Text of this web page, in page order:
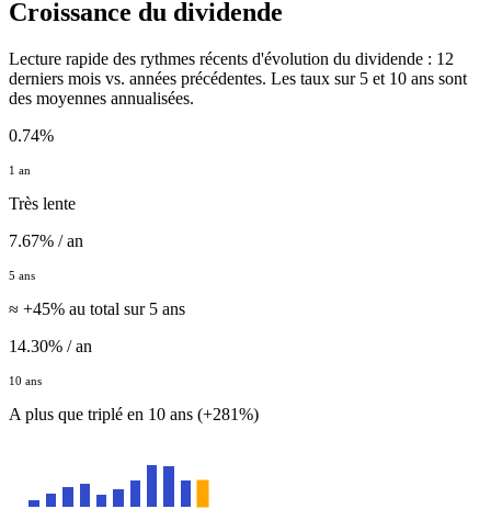
Croissance du dividende
Lecture rapide des rythmes récents d'évolution du dividende : 12
derniers mois vs. années précédentes. Les taux sur 5 et 10 ans sont
des moyennes annualisées.
0.74%
1 an
Très lente
7.67% / an
5 ans
≈ +45% au total sur 5 ans
14.30% / an
10 ans
A plus que triplé en 10 ans (+281%)